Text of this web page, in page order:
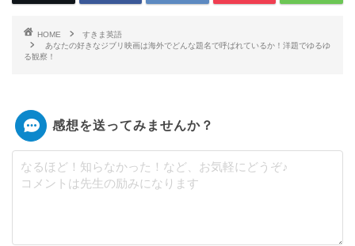
HOME
すきま英語
あなたの好きなジブリ映画は海外でどんな題名で呼ばれているか！洋題でゆるゆ
る観察！
感想を送ってみませんか？